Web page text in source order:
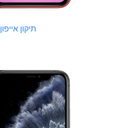
תיקון אייפון 11